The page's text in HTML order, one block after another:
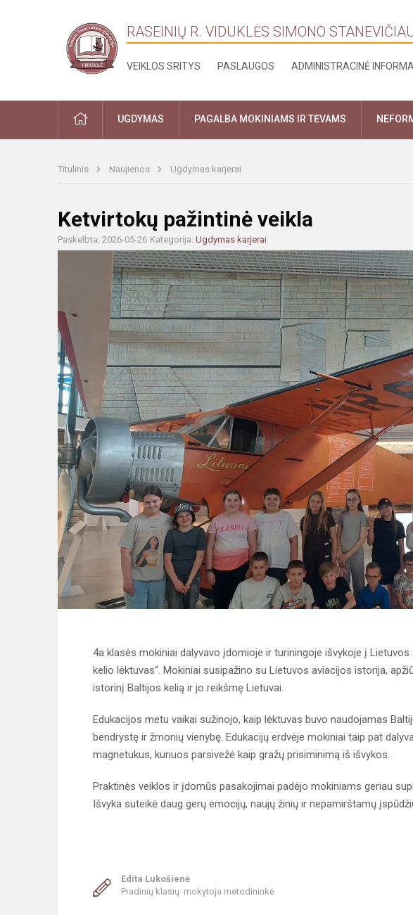
RASEINIŲ R. VIDUKLĖS SIMONO
VEIKLOS SRITYS PASLAUGOS ADMINISTRACINĖ
PRADŽIAUGDYMAS PAGALBA MOKINIAMS IR TĖVAMS
Titulinis Naujienos Ugdymas karjerai
Ketvirtokų pažintinė veikla
Paskelbta: 2026-05-26 Kategorija: Ugdymas karjerai
4a klasės mokiniai dalyvavo įdomioje ir turiningoje išvykoje į
kelio lėktuvas“. Mokiniai susipažino su Lietuvos aviacijos istorija,
istorinį Baltijos kelią ir jo reikšmę Lietuvai.
Edukacijos metu vaikai sužinojo, kaip lėktuvas buvo naudojamas
bendrystę ir žmonių vienybę. Edukacijų erdvėje mokiniai taip pat
magnetukus, kuriuos parsivežė kaip gražų prisiminimą iš išvykos.
Praktinės veiklos ir įdomūs pasakojimai padėjo mokiniams geriau
Išvyka suteikė daug gerų emocijų, naujų žinių ir nepamirštamų
Edita Lukošienė
Pradinių klasių mokytoja metodininkė